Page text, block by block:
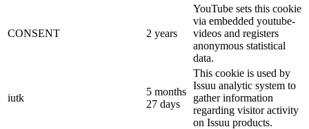
CONSENT 2 years
YouTube sets this cookie
via embedded youtube-
videos and registers
anonymous statistical
data.
iutk
5 months
27 days
This cookie is used by
Issuu analytic system to
gather information
regarding visitor activity
on Issuu products.